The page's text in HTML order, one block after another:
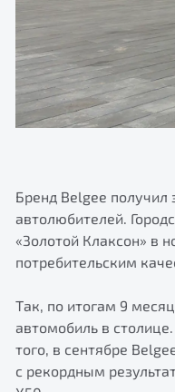
Бренд Belgee
автолюбителей.
«Золотой Клаксон» в
потребительским
Так, по итогам 9
автомобиль в
того, в сентябре
с рекордным